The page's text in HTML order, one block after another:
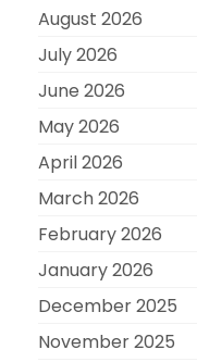
August 2026
July 2026
June 2026
May 2026
April 2026
March 2026
February 2026
January 2026
December 2025
November 2025